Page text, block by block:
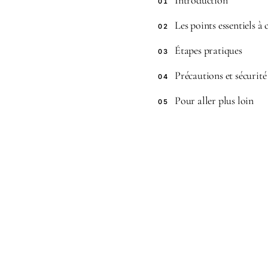
02 Les points essentiels à
03 Étapes pratiques
04 Précautions et sécurité
05 Pour aller plus loin